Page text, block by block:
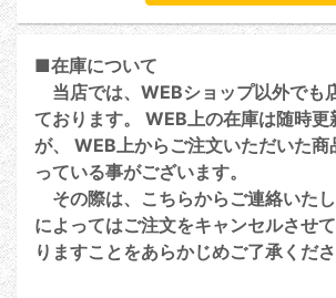
■在庫について
当店では、WEBショップ以外でも
ております。 WEB上の在庫は随時更
が、 WEB上からご注文いただいた商
っている事がございます。
その際は、こちらからご連絡いた
によってはご注文をキャンセルさせ
りますことをあらかじめご了承くださ